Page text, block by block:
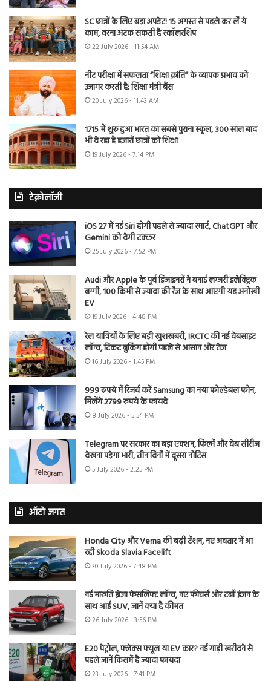
SC छात्रों के लिए बड़ा अपडेट! 15 अगस्त से पहले कर लें ये
काम, वरना अटक सकती है स्कॉलरशिप
22 July 2026 - 11:54 AM
नीट परीक्षा में सफलता “शिक्षा क्रांति” के व्यापक प्रभाव को
उजागर करती है: शिक्षा मंत्री बैंस
20 July 2026 - 11:43 AM
1715 में शुरू हुआ भारत का सबसे पुराना स्कूल, 300 साल बाद
भी दे रहा है हजारों छात्रों को शिक्षा
19 July 2026 - 7:14 PM
टेक्नोलॉजी
iOS 27 में नई Siri होगी पहले से ज्यादा स्मार्ट, ChatGPT और
Gemini को देगी टक्कर
25 July 2026 - 7:52 PM
Audi और Apple के पूर्व डिजाइनरों ने बनाई लग्जरी इलेक्ट्रिक
बग्गी, 100 किमी से ज्यादा की रेंज के साथ आएगी यह अनोखी
EV
19 July 2026 - 4:48 PM
रेल यात्रियों के लिए बड़ी खुशखबरी, IRCTC की नई वेबसाइट
लॉन्च, टिकट बुकिंग होगी पहले से आसान और तेज
16 July 2026 - 1:45 PM
999 रुपये में रिजर्व करें Samsung का नया फोल्डेबल फोन,
मिलेंगे 2799 रुपये के फायदे
8 July 2026 - 5:54 PM
Telegram पर सरकार का बड़ा एक्शन, फिल्में और वेब सीरीज
देखना पड़ेगा भारी, तीन दिनों में दूसरा नोटिस
5 July 2026 - 2:25 PM
ऑटो जगत
Honda City और Verna की बढ़ी टेंशन, नए अवतार में आ
रही Skoda Slavia Facelift
30 July 2026 - 7:48 PM
नई मारुति ब्रेजा फेसलिफ्ट लॉन्च, नए फीचर्स और टर्बो इंजन के
साथ आई SUV, जानें क्या है कीमत
26 July 2026 - 3:56 PM
E20 पेट्रोल, फ्लेक्स फ्यूल या EV कार? नई गाड़ी खरीदने से
पहले जानें किसमें है ज्यादा फायदा
23 July 2026 - 7:41 PM